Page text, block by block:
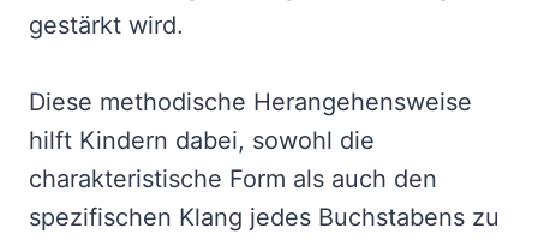
gestärkt wird.
Diese methodische Herangehensweise
hilft Kindern dabei, sowohl die
charakteristische Form als auch den
spezifischen Klang jedes Buchstabens zu